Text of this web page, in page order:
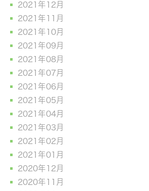
2021年12月
2021年11月
2021年10月
2021年09月
2021年08月
2021年07月
2021年06月
2021年05月
2021年04月
2021年03月
2021年02月
2021年01月
2020年12月
2020年11月